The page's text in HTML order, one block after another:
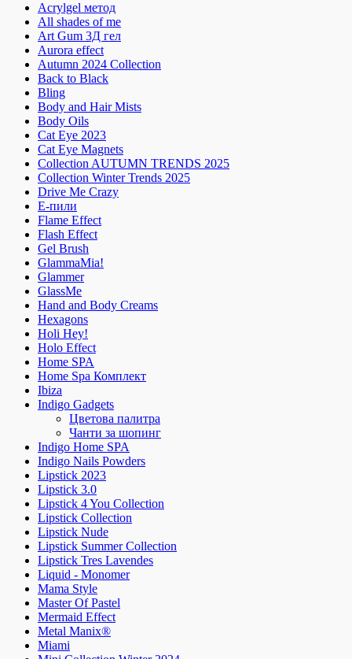
Acrylgel метод
All shades of me
Art Gum 3Д гел
Aurora effect
Autumn 2024 Collection
Back to Black
Bling
Body and Hair Mists
Body Oils
Cat Eye 2023
Cat Eye Magnets
Collection AUTUMN TRENDS 2025
Collection Winter Trends 2025
Drive Me Crazy
E-пили
Flame Effect
Flash Effect
Gel Brush
GlammaMia!
Glammer
GlassMe
Hand and Body Creams
Hexagons
Holi Hey!
Holo Effect
Home SPA
Home Spa Комплект
Ibiza
Indigo Gadgets
Цветова палитра
Чанти за шопинг
Indigo Home SPA
Indigo Nails Powders
Lipstick 2023
Lipstick 3.0
Lipstick 4 You Collection
Lipstick Collection
Lipstick Nude
Lipstick Summer Collection
Lipstick Tres Lavendes
Liquid - Monomer
Mama Style
Master Of Pastel
Mermaid Effect
Metal Manix®
Miami